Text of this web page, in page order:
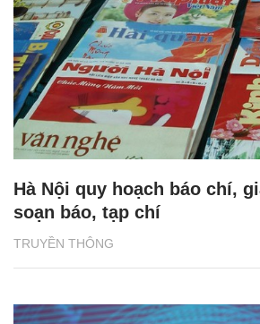
TRUYỀN THÔNG
Hà Nội quy hoạch báo chí,
soạn báo, tạp chí